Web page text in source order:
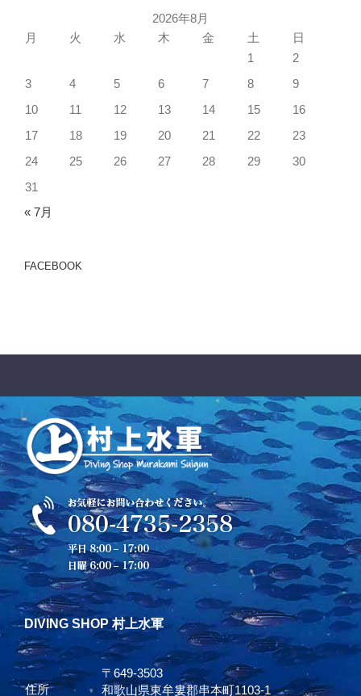
2026年8月
月
火 水 木 金 土
日
1
2
3
4 5 6 7 8
9
10
11 12 13 14 15
16
17
18 19 20 21 22
23
24
25 26 27 28 29
30
31
« 7月
FACEBOOK
DIVING SHOP 村上水軍
住所
〒649-3503
和歌山県東牟婁郡串本町1103-1